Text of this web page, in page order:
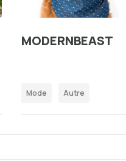
MODERNBEAST
Mode Autre